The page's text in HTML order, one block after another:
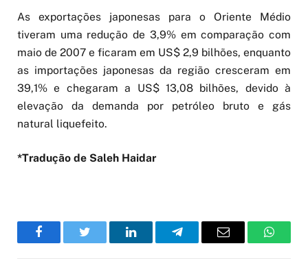
As exportações japonesas para o Oriente Médio
tiveram uma redução de 3,9% em comparação com
maio de 2007 e ficaram em US$ 2,9 bilhões, enquanto
as importações japonesas da região cresceram em
39,1% e chegaram a US$ 13,08 bilhões, devido à
elevação da demanda por petróleo bruto e gás
natural liquefeito.
*Tradução de Saleh Haidar
FacebookTwitter LinkedInTelegramEmail